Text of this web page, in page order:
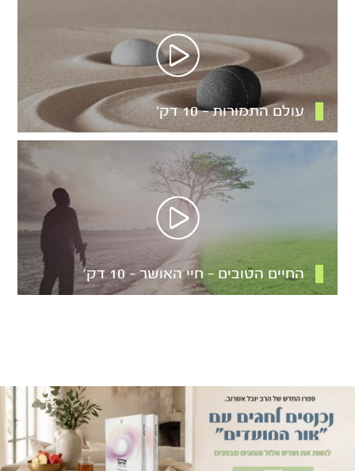
עולם התמורות – 10 דק’
החיים הטובים – חיי האושר – 10 דק’